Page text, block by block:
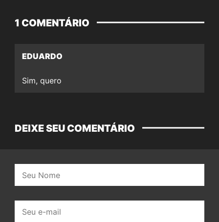
1 COMENTÁRIO
EDUARDO
Sim, quero
DEIXE SEU COMENTÁRIO
mail: